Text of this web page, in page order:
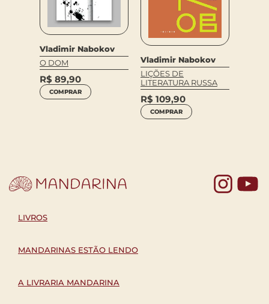
Vladimir Nabokov
O DOM
R$ 89,90
COMPRAR
Vladimir Nabokov
LIÇÕES DE
LITERATURA RUSSA
R$ 109,90
COMPRAR
LIVROS
MANDARINAS ESTÃO LENDO
A LIVRARIA MANDARINA